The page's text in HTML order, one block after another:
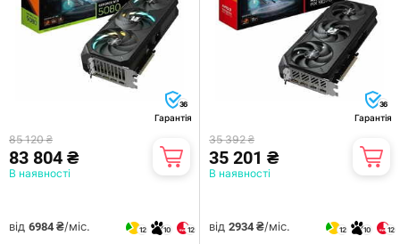
36
Гарантія
85 120 ₴
83 804 ₴
В наявності
від 6984 ₴/міс. 12 10 12
36
Гарантія
35 392 ₴
35 201 ₴
В наявності
від 2934 ₴/міс. 12 10 12